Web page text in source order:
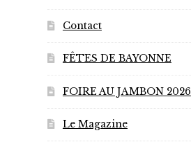
Contact
FÊTES DE BAYONNE
FOIRE AU JAMBON 2026
Le Magazine